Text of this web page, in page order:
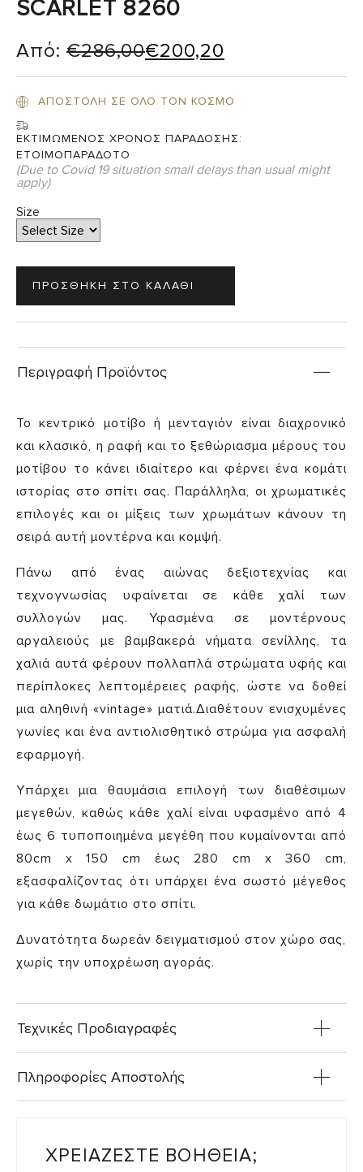
SCARLET 8260
Από: €286,00€200,20
ΑΠΟΣΤΟΛΗ ΣΕ ΟΛΟ ΤΟΝ ΚΟΣΜΟ
ΕΚΤΙΜΩΜΕΝΟΣ ΧΡΟΝΟΣ ΠΑΡΑΔΟΣΗΣ:
ΕΤΟΙΜΟΠΑΡΑΔΟΤΟ
(Due to Covid 19 situation small delays than usual might
apply)
Size
Περιγραφή Προϊόντος
Το κεντρικό μοτίβο ή μενταγιόν είναι διαχρονικό
και κλασικό, η ραφή και το ξεθώριασμα μέρους του
μοτίβου το κάνει ιδιαίτερο και φέρνει ένα κομάτι
ιστορίας στο σπίτι σας. Παράλληλα, οι χρωματικές
επιλογές και οι μίξεις των χρωμάτων κάνουν τη
σειρά αυτή μοντέρνα και κομψή.
Πάνω από ένας αιώνας δεξιοτεχνίας και
τεχνογνωσίας υφαίνεται σε κάθε χαλί των
συλλογών μας. Υφασμένα σε μοντέρνους
αργαλειούς με βαμβακερά νήματα σενίλλης, τα
χαλιά αυτά φέρουν πολλαπλά στρώματα υφής και
περίπλοκες λεπτομέρειες ραφής, ώστε να δοθεί
μια αληθινή «vintage» ματιά.Διαθέτουν ενισχυμένες
γωνίες και ένα αντιολισθητικό στρώμα για ασφαλή
εφαρμογή.
Υπάρχει μια θαυμάσια επιλογή των διαθέσιμων
μεγεθών, καθώς κάθε χαλί είναι υφασμένο από 4
έως 6 τυποποιημένα μεγέθη που κυμαίνονται από
80cm x 150 cm έως 280 cm x 360 cm,
εξασφαλίζοντας ότι υπάρχει ένα σωστό μέγεθος
για κάθε δωμάτιο στο σπίτι.
Δυνατότητα δωρεάν δειγματισμού στον χώρο σας,
χωρίς την υποχρέωση αγοράς.
Τεχνικές Προδιαγραφές
Πληροφορίες Αποστολής
ΧΡΕΙΑΖΕΣΤΕ ΒΟΗΘΕΙΑ;